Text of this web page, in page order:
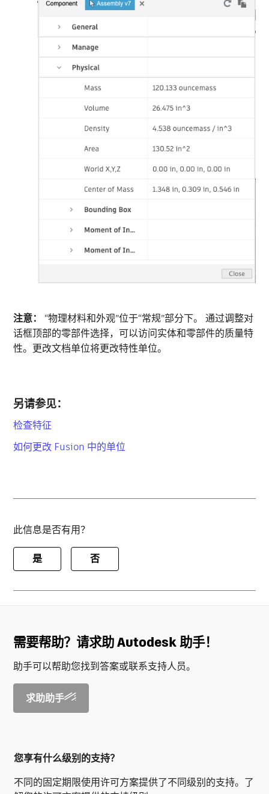
注意：
“物理材料和外观”位于“常规”部分下。 通过调整对
话框顶部的零部件选择，可以访问实体和零部件的质量特
性。更改文档单位将更改特性单位。
另请参见：
检查特征
如何更改 Fusion 中的单位
此信息是否有用？
是 否
需要帮助？请求助 Autodesk 助手！
助手可以帮助您找到答案或联系支持人员。
求助助手
您享有什么级别的支持？
不同的固定期限使用许可方案提供了不同级别的支持。了